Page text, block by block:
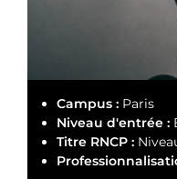
Campus : Paris
Niveau d'entrée :
Titre RNCP :